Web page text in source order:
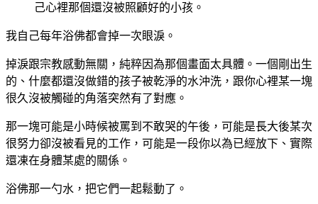
己心裡那個還沒被照顧好的小孩。
我自己每年浴佛都會掉一次眼淚。
掉淚跟宗教感動無關，純粹因為那個畫面太具體。一個剛出生
的、什麼都還沒做錯的孩子被乾淨的水沖洗，跟你心裡某一塊
很久沒被觸碰的角落突然有了對應。
那一塊可能是小時候被罵到不敢哭的午後，可能是長大後某次
很努力卻沒被看見的工作，可能是一段你以為已經放下、實際
還凍在身體某處的關係。
浴佛那一勺水，把它們一起鬆動了。